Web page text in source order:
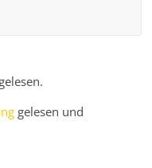
gelesen und